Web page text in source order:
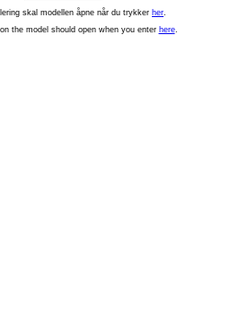
skal modellen åpne når du trykker her.
the model should open when you enter here.